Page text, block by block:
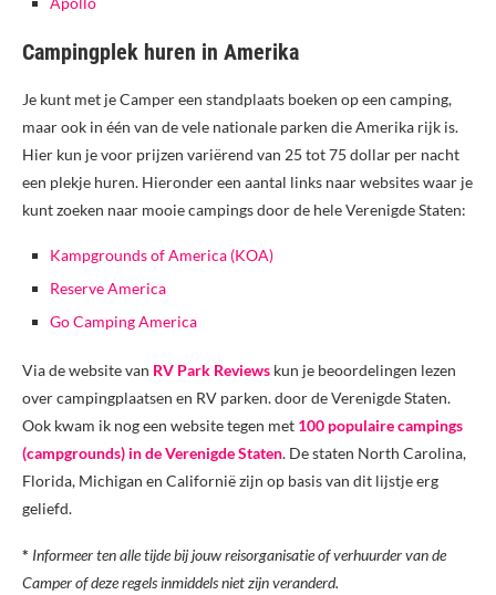
Campingplek huren in Amerika
Je kunt met je Camper een standplaats boeken op een camping,
maar ook in één van de vele nationale parken die Amerika rijk is.
Hier kun je voor prijzen variërend van 25 tot 75 dollar per nacht
een plekje huren. Hieronder een aantal links naar websites waar je
kunt zoeken naar mooie campings door de hele Verenigde Staten:
Kampgrounds of America (KOA)
Reserve America
Go Camping America
Via de website van RV Park Reviews kun je beoordelingen lezen
over campingplaatsen en RV parken. door de Verenigde Staten.
Ook kwam ik nog een website tegen met 100 populaire campings
(campgrounds) in de Verenigde Staten. De staten North Carolina,
Florida, Michigan en Californië zijn op basis van dit lijstje erg
geliefd.
* Informeer ten alle tijde bij jouw reisorganisatie of verhuurder van de
Camper of deze regels inmiddels niet zijn veranderd.